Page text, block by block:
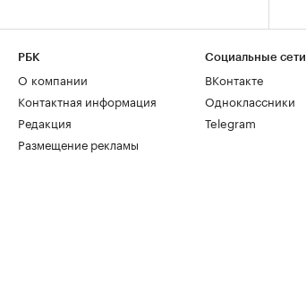
РБК
О компании
Контактная информация
Редакция
Размещение рекламы
Социальные сети
ВКонтакте
Одноклассники
Telegram